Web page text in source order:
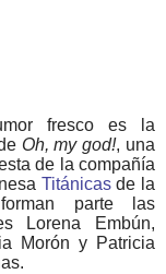
fresco es la
Oh, my god!, una
de la compañía
Titánicasde la
parte las
Lorena Embún,
Morón y Patricia